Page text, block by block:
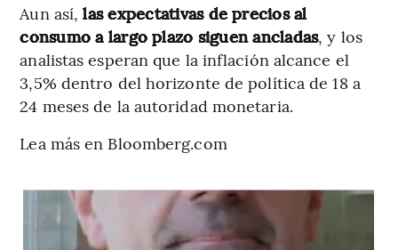
Aun así, las expectativas de precios al
consumo a largo plazo siguen ancladas, y los
analistas esperan que la inflación alcance el
3,5% dentro del horizonte de política de 18 a
24 meses de la autoridad monetaria.
Lea más en Bloomberg.com